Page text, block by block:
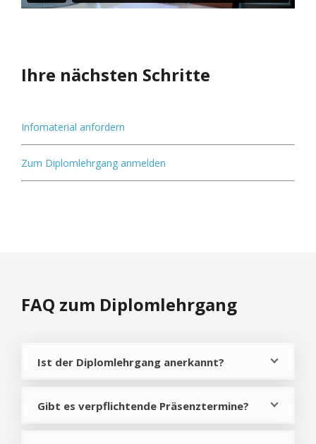
Ihre nächsten Schritte
Infomaterial anfordern
Zum Diplomlehrgang anmelden
FAQ zum Diplomlehrgang
Ist der Diplomlehrgang anerkannt?
Gibt es verpflichtende Präsenztermine?